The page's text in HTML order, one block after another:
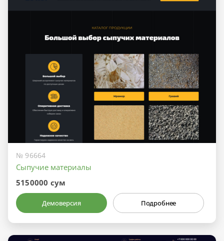
№ 96664
Сыпучие материалы
5150000 сум
Демоверсия Подробнее